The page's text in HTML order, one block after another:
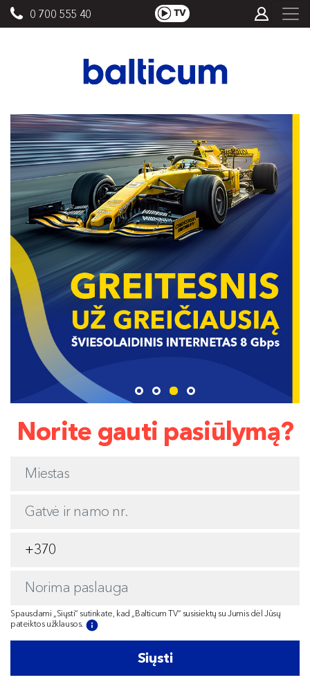
0 700 555 40
Norite gauti pasiūlymą?
Spausdami „Siųsti“ sutinkate, kad „Balticum TV“ susisiektų su Jumis dėl Jūsų
pateiktos užklausos.
Siųsti